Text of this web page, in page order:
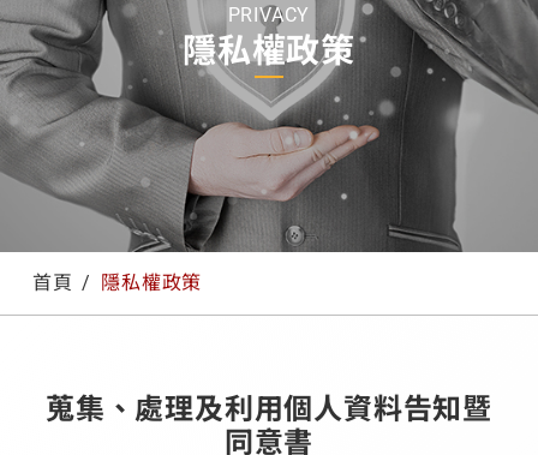
PRIVACY
隱私權政策
首頁 隱私權政策
蒐集、處理及利用個人資料告知暨
同意書